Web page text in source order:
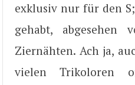
exklusiv nur für den
gehabt, abgesehen
Ziernähten. Ach ja,
vielen Trikoloren